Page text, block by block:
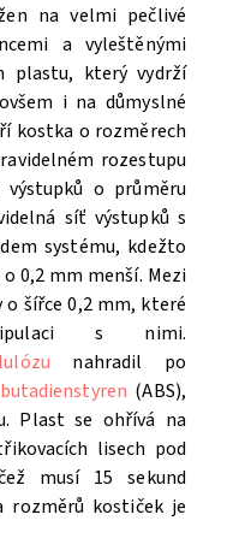
na velmi pečlivé
a vyleštěnými
plastu, který vydrží
i na důmyslné
kostka o rozměrech
rozestupu
o průměru
síť výstupků s
systému, kdežto
0,2 mm menší. Mezi
šířce 0,2 mm, které
s nimi.
nahradil po
(ABS),
Plast se ohřívá na
lisech pod
musí 15 sekund
rozměrů kostiček je